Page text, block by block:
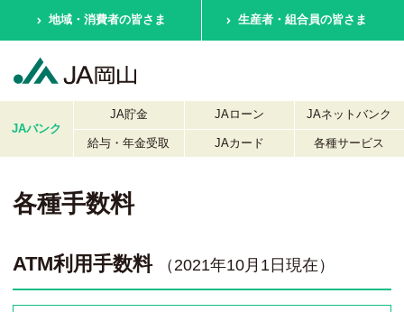
地域・消費者の皆さま 生産者・組合員の皆さま
JAバンク
JA貯金 JAローン JAネットバンク
給与・年金受取 JAカード 各種サービス
各種手数料
ATM利用手数料 （2021年10月1日現在）